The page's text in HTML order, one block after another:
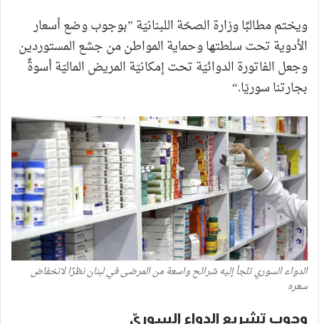
ويختم مطالبًا وزارة الصحّة اللبنانيّة ”بوجوب وضع أسعار
الأدوية تحت سلطتها وحماية المواطن من جشع المستوردين
وجعل الفاتورة الدوائيّة تحت إمكانيّة المريض الماليّة أسوةً
بجارتنا سوريّا.“
الدواء السوري تلجأ إليه شرائح واسعة من المرضى في لبنان نظرًا لانخفاض
سعره
وجوب تشريع الدواء السوريّ